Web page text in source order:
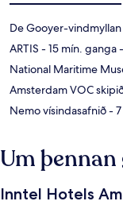
De Gooyer-vindmyllan
ARTIS - 15 mín. ganga
National Maritime
Amsterdam VOC
Nemo vísindasafnið-
Um
Inntel Hotels